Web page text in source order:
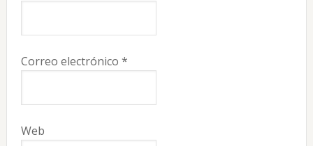
Correo electrónico *
Web